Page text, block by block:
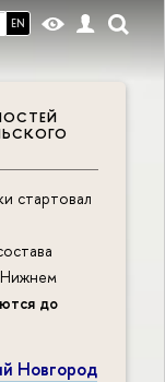
EN
стартовал
до
Новгород